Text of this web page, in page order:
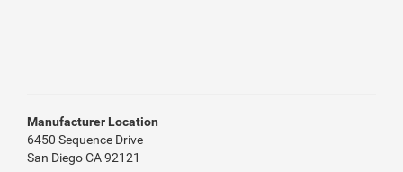
Manufacturer Location
6450 Sequence Drive
San Diego CA 92121